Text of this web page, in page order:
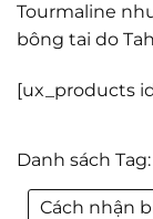
Tourmaline
bông tai do
[ux_products
Danh sách Tag:
Cách nhận